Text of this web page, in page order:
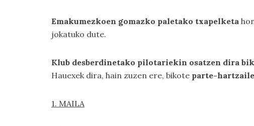
Emakumezkoen gomazko paletako txapelketa
jokatuko dute.
Klub desberdinetako pilotariekin osatzen dira
Hauexek dira, hain zuzen ere, bikote parte-
1. MAILA